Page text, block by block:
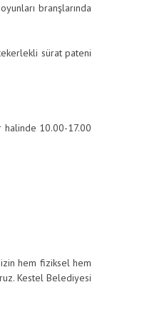
branşlarında
sürat pateni
halinde 10.00-17.00
hem fiziksel hem
Kestel Belediyesi